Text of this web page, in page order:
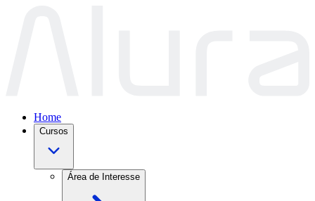
Home
Cursos
Área de Interesse